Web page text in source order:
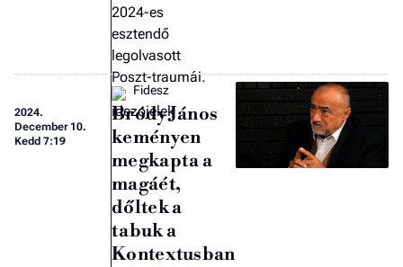
2024-es
esztendő
legolvasott
Poszt-traumái.
2024.
December 10.
Kedd 7:19
Fidesz
Bródy János
keményen
megkapta a
magáét,
dőltek a
tabuk a
Kontextusban